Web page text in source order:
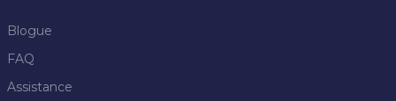
Blogue
FAQ
Assistance